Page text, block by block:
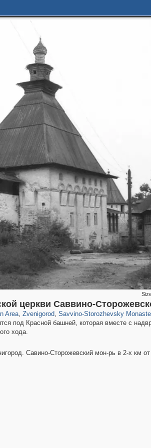
церкви Саввино-
Area, Zvenigorod
3,338 118
, Savvino-Storozhevsky
584 38
под Красной башней, которая вместе с
хода.
Савино-Сторожевский мон-рь в 2-х км